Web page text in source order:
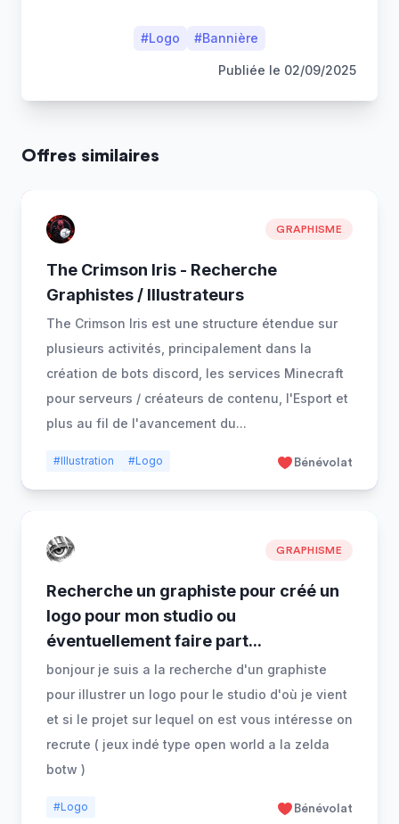
#Logo #Bannière
Publiée le 02/09/2025
Offres similaires
GRAPHISME
The Crimson Iris - Recherche
Graphistes / Illustrateurs
The Crimson Iris est une structure étendue sur
plusieurs activités, principalement dans la
création de bots discord, les services Minecraft
pour serveurs / créateurs de contenu, l'Esport et
plus au fil de l'avancement du...
#Illustration #Logo Bénévolat
GRAPHISME
Recherche un graphiste pour créé un
logo pour mon studio ou
éventuellement faire part...
bonjour je suis a la recherche d'un graphiste
pour illustrer un logo pour le studio d'où je vient
et si le projet sur lequel on est vous intéresse on
recrute ( jeux indé type open world a la zelda
botw )
#Logo Bénévolat